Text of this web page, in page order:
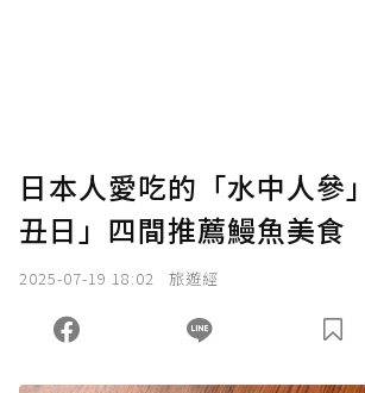
日本人愛吃的「水中人參
丑日」四間推薦鰻魚美食
2025-07-19 18:02 旅遊經